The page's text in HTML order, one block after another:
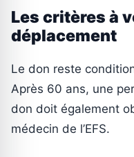
Les critères à
déplacement
Le don reste
Après 60 ans, une
don doit également
médecin de l’EFS.